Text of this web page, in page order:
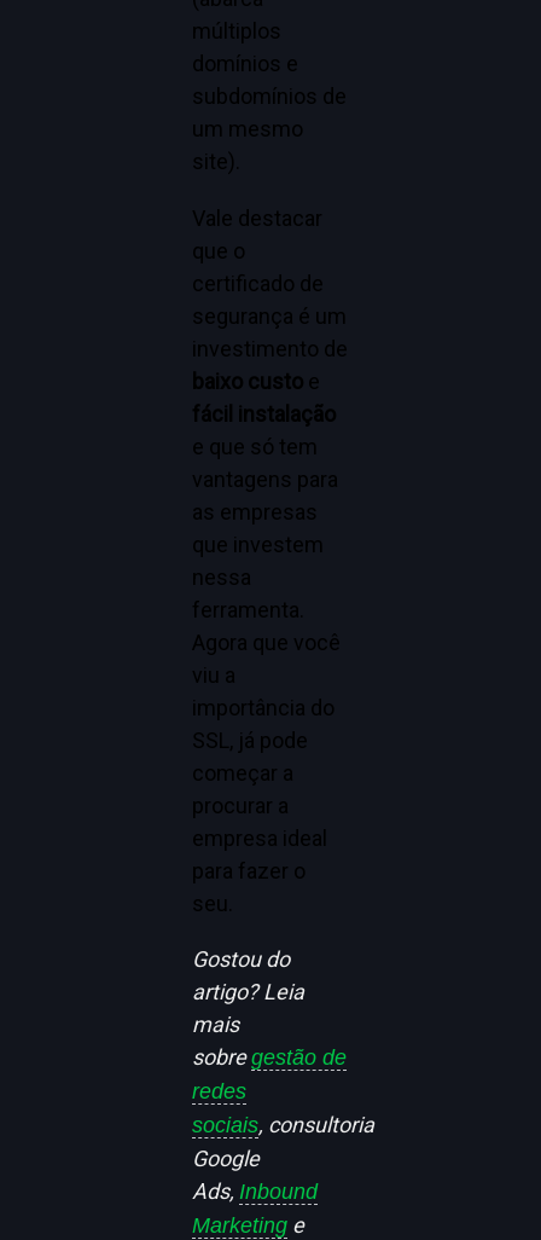
múltiplos
domínios e
subdomínios de
um mesmo
site).
Vale destacar
que o
certificado de
segurança é um
investimento de
baixo custo e
fácil instalação
e que só tem
vantagens para
as empresas
que investem
nessa
ferramenta.
Agora que você
viu a
importância do
SSL, já pode
começar a
procurar a
empresa ideal
para fazer o
seu.
Gostou do
artigo? Leia
mais
sobregestão de
redes
sociais, consultoria
Google
Ads,Inbound
Marketing e